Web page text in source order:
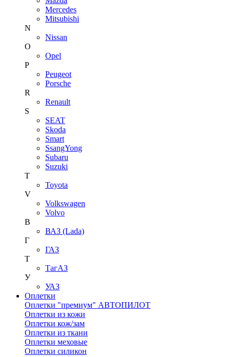
Mercedes
Mitsubishi
N
Nissan
O
Opel
P
Peugeot
Porsche
R
Renault
S
SEAT
Skoda
Smart
SsangYong
Subaru
Suzuki
T
Toyota
V
Volkswagen
Volvo
В
ВАЗ (Lada)
Г
ГАЗ
Т
ТагАЗ
У
УАЗ
Оплетки
Оплетки "премиум" АВТОПИЛОТ
Оплетки из кожи
Оплетки кож/зам
Оплетки из ткани
Оплетки меховые
Оплетки силикон